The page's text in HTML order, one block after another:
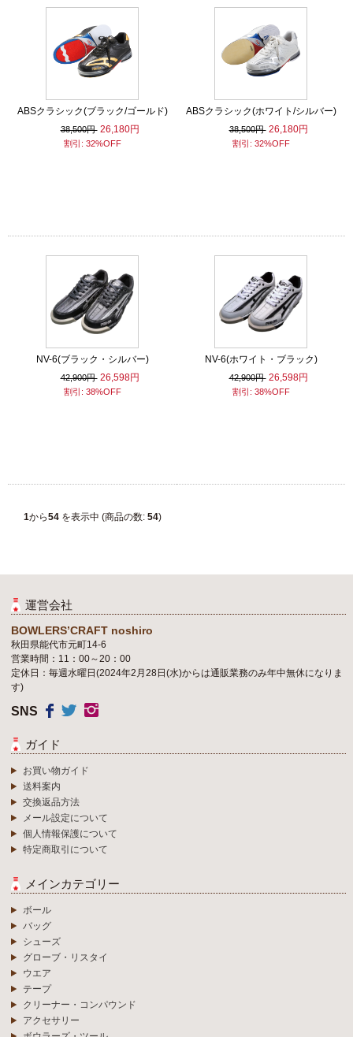
ABSクラシック(ブラック/ゴールド)
38,500円 26,180円
割引: 32%OFF
ABSクラシック(ホワイト/シルバー)
38,500円 26,180円
割引: 32%OFF
NV-6(ブラック・シルバー)
42,900円 26,598円
割引: 38%OFF
NV-6(ホワイト・ブラック)
42,900円 26,598円
割引: 38%OFF
1から54を表示中 (商品の数: 54)
運営会社
BOWLERS’CRAFT noshiro
秋田県能代市元町14-6
営業時間：11：00～20：00
定休日：毎週水曜日(2024年2月28日(水)からは通販業務のみ年中無休になりま
す)
SNS
ガイド
お買い物ガイド
送料案内
交換返品方法
メール設定について
個人情報保護について
特定商取引について
メインカテゴリー
ボール
バッグ
シューズ
グローブ・リスタイ
ウエア
テープ
クリーナー・コンパウンド
アクセサリー